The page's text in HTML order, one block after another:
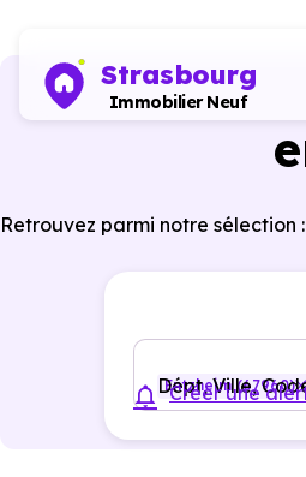
Strasbourg
Immobilier Neuf
Retrouvez parmi notre sélection
Dépt, Ville,
Entzheim (67960)
Créer une